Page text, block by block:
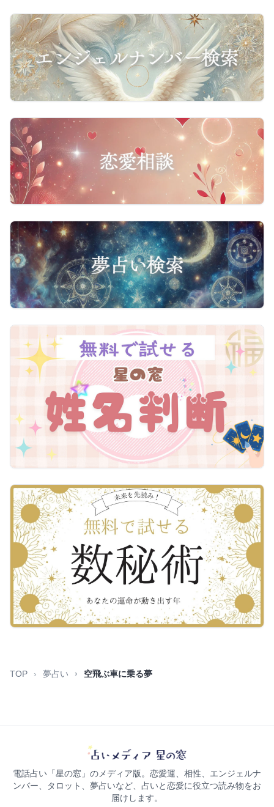
TOP 夢占い 空飛ぶ車に乗る夢
電話占い「星の窓」のメディア版。恋愛運、相性、エンジェルナ
ンバー、タロット、夢占いなど、占いと恋愛に役立つ読み物をお
届けします。